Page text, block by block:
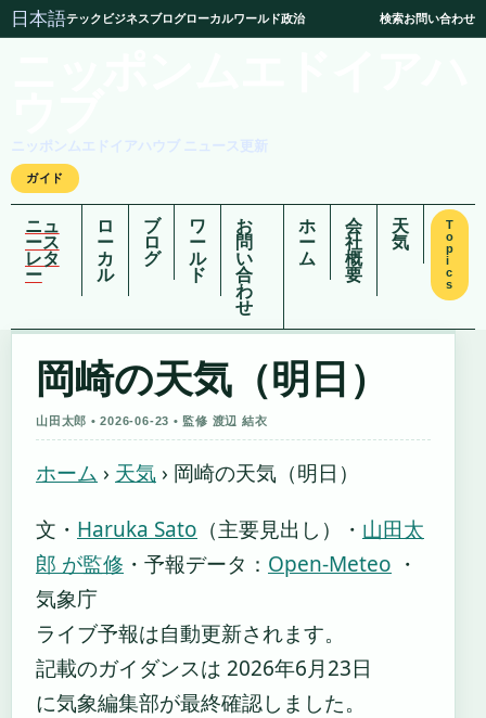
日本語テック ビジネスブログローカルワールド政治 検索お問い合わせ
ニッポンムエドイアハウブ ニュース更新
ガイド
ニュ
ース
レタ
ー
ロ
ー
カ
ル
ブ
ロ
グ
ワ
ー
ル
ド
お
問
い
合
わ
せ
ホ
ー
ム
会
社
概
要
天
気
T
o
p
i
c
s
岡崎の天気（明日）
山田太郎 • 2026-06-23 • 監修 渡辺 結衣
ホーム › 天気 › 岡崎の天気（明日）
文・ Haruka Sato （主要見出し） ・ 山田太
郎 が監修 ・ 予報データ： Open-Meteo ・
気象庁
ライブ予報は自動更新されます。
記載のガイダンスは 2026年6月23日
に気象編集部が最終確認しました。